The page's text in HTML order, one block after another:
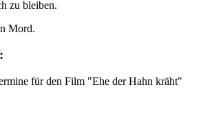
zu bleiben.
Mord.
für den Film "Ehe der Hahn kräht"